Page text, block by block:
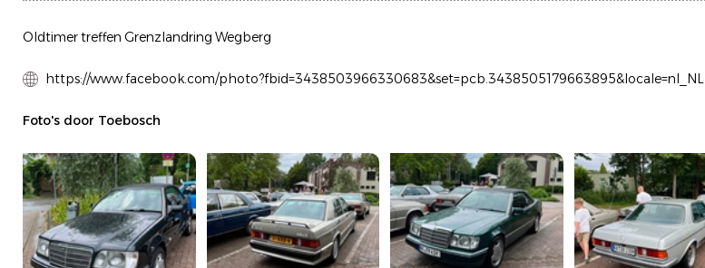
Oldtimer treffen Grenzlandring Wegberg
https://www.facebook.com/photo?fbid=3438503966330683&set=pcb.3438505179663895&locale=nl_NL
Foto's door Toebosch